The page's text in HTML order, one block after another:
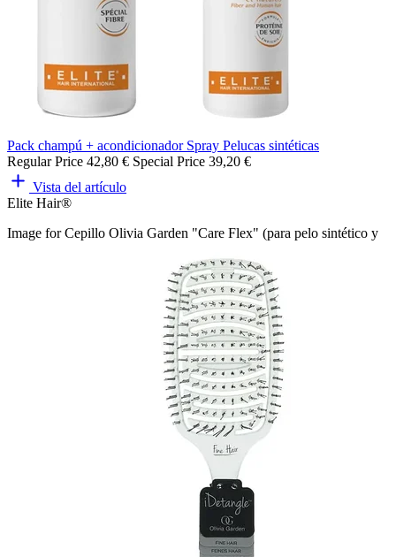
Pack champú + acondicionador Spray Pelucas sintéticas
Regular Price 42,80 € Special Price 39,20 €
Vista del artículo
Elite Hair®
Image for Cepillo Olivia Garden "Care Flex" (para pelo sintético y